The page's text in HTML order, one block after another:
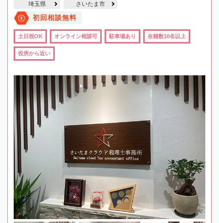
埼玉県 さいたま市
初回相談無料
土日祝OK オンライン相談可 駐車場あり 在籍数10名以上
役所から近い